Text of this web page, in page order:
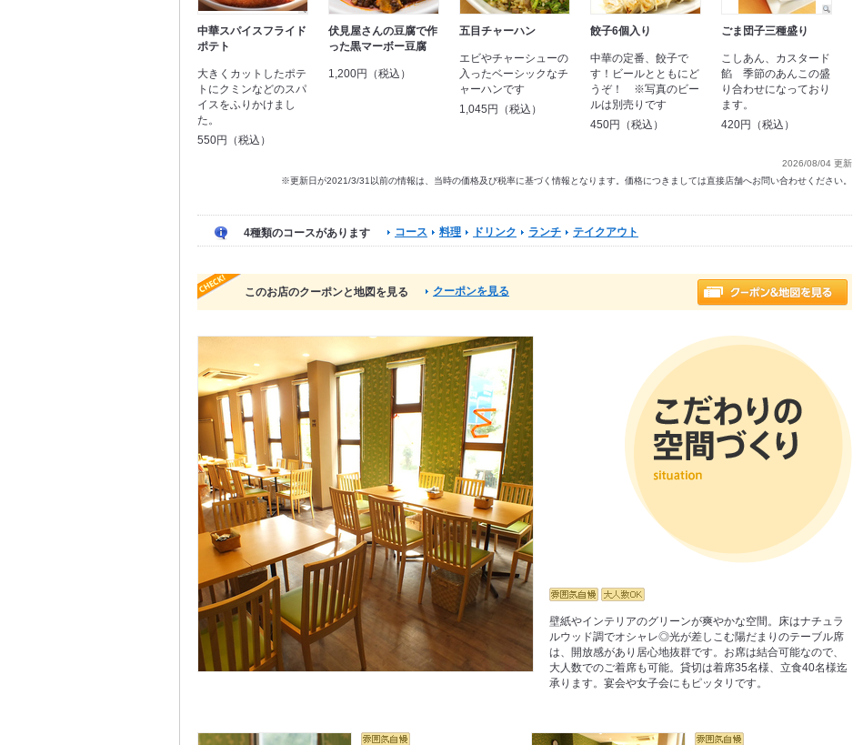
中華スパイスフライド
ポテト
大きくカットしたポテ
トにクミンなどのスパ
イスをふりかけまし
た。
550円（税込）
伏見屋さんの豆腐で作
った黒マーボー豆腐
1,200円（税込）
五目チャーハン
エビやチャーシューの
入ったベーシックなチ
ャーハンです
1,045円（税込）
餃子6個入り
中華の定番、餃子で
す！ビールとともにど
うぞ！ ※写真のビー
ルは別売りです
450円（税込）
ごま団子三種盛り
こしあん、カスタード
餡 季節のあんこの盛
り合わせになっており
ます。
420円（税込）
2026/08/04 更新
※更新日が2021/3/31以前の情報は、当時の価格及び税率に基づく情報となります。価格につきましては直接店舗へお問い合わせください。
4種類のコースがあります コース 料理 ドリンク ランチ テイクアウト
このお店のクーポンと地図を見る クーポンを見る
壁紙やインテリアのグリーンが爽やかな空間。床はナチュラ
ルウッド調でオシャレ◎光が差しこむ陽だまりのテーブル席
は、開放感があり居心地抜群です。お席は結合可能なので、
大人数でのご着席も可能。貸切は着席35名様、立食40名様迄
承ります。宴会や女子会にもピッタリです。